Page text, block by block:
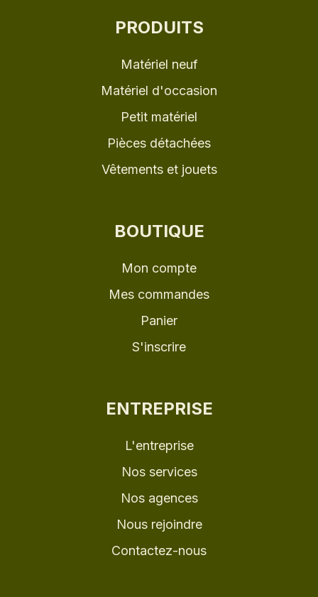
PRODUITS
Matériel neuf
Matériel d'occasion
Petit matériel
Pièces détachées
Vêtements et jouets
BOUTIQUE
Mon compte
Mes commandes
Panier
S'inscrire
ENTREPRISE
L'entreprise
Nos services
Nos agences
Nous rejoindre
Contactez-nous